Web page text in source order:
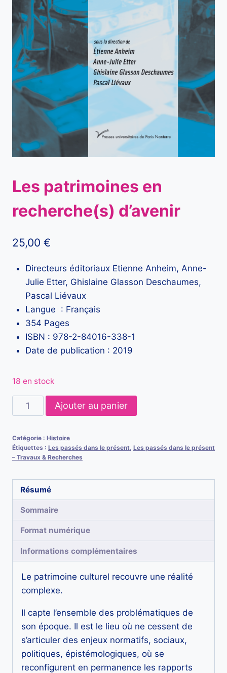
Les patrimoines en
recherche(s) d’avenir
25,00 €
Directeurs éditoriaux Etienne Anheim, Anne-
Julie Etter, Ghislaine Glasson Deschaumes,
Pascal Liévaux
Langue : Français
354 Pages
ISBN : 978-2-84016-338-1
Date de publication : 2019
18 en stock
quantité
de
patrimoines
en
Ajouter au panier
Catégorie : Histoire
Étiquettes : Les passés dans le présent Les passés dans le présent
– Travaux & Recherches
Résumé
Sommaire
Format numérique
Informations complémentaires
Le patrimoine culturel recouvre une réalité
complexe.
Il capte l’ensemble des problématiques de
son époque. Il est le lieu où ne cessent de
s’articuler des enjeux normatifs, sociaux,
politiques, épistémologiques, où se
reconfigurent en permanence les rapports